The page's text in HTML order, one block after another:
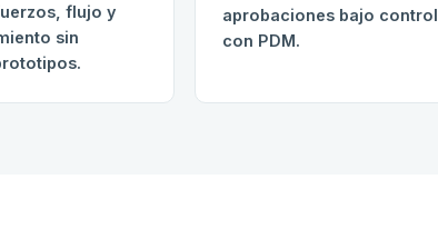
flujo y
sin
aprobaciones bajo control
con PDM.